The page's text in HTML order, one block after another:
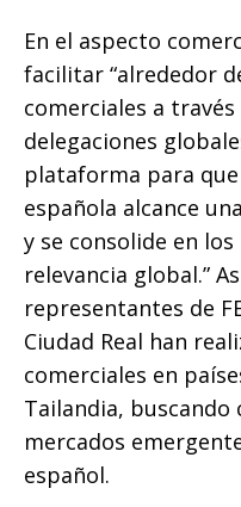
En el aspecto
facilitar “alrededor
comerciales a
delegaciones
plataforma para
española alcance
y se consolide en
relevancia global.”
representantes de
Ciudad Real han
comerciales en
Tailandia,
mercados
español.